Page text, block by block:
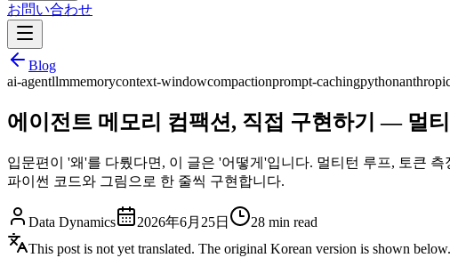
お問い合わせ
Blog
ai-agentllmmemorycontext-windowcompactionprompt-cachingpython
에이전트 메모리 컴팩션, 직접 구현하기 — 멀
입문편이 '왜'를 다뤘다면, 이 글은 '어떻게'입니다. 멀티턴 루프, 토큰
파이썬 코드와 그림으로 한 줄씩 구현합니다.
Data Dynamics 2026年6月25日 28 min read
This post is not yet translated. The original Korean version is shown below.